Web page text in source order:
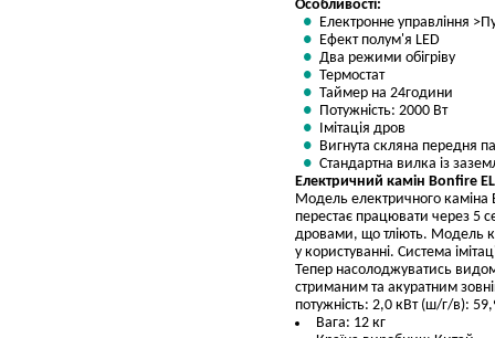
Особливості:
Електронне управління
Ефект полум'я LED
Два режими обігріву
Термостат
Таймер на 24години
Потужність: 2000 Вт
Імітація дров
Вигнута скляна передня
Стандартна вилка із
Електричний камін Bonfire
Модель електричного
перестає працювати через 5
дровами, що тліють. Модель
у користуванні. Система
Тепер насолоджуватись
стриманим та акуратним
потужність: 2,0 кВт (ш/г/в):
Вага: 12 кг